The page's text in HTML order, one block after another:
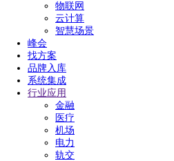
物联网
云计算
智慧场景
峰会
找方案
品牌入库
系统集成
行业应用
金融
医疗
机场
电力
轨交